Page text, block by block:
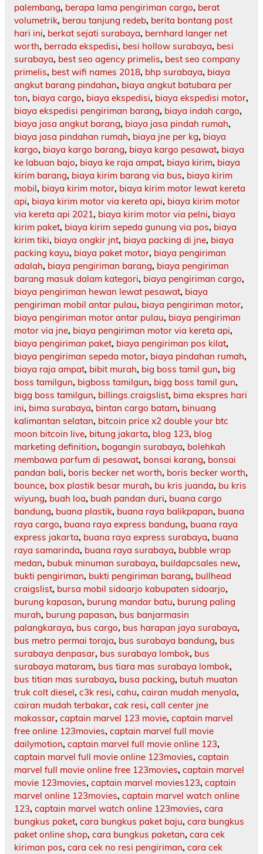
palembang, berapa lama pengiriman cargo, berat
volumetrik, berau tanjung redeb, berita bontang post
hari ini, berkat sejati surabaya, bernhard langer net
worth, berrada ekspedisi, besi hollow surabaya, besi
surabaya, best seo agency primelis, best seo company
primelis, best wifi names 2018, bhp surabaya, biaya
angkut barang pindahan, biaya angkut batubara per
ton, biaya cargo, biaya ekspedisi, biaya ekspedisi motor,
biaya ekspedisi pengiriman barang, biaya indah cargo,
biaya jasa angkut barang, biaya jasa pindah rumah,
biaya jasa pindahan rumah, biaya jne per kg, biaya
kargo, biaya kargo barang, biaya kargo pesawat, biaya
ke labuan bajo, biaya ke raja ampat, biaya kirim, biaya
kirim barang, biaya kirim barang via bus, biaya kirim
mobil, biaya kirim motor, biaya kirim motor lewat kereta
api, biaya kirim motor via kereta api, biaya kirim motor
via kereta api 2021, biaya kirim motor via pelni, biaya
kirim paket, biaya kirim sepeda gunung via pos, biaya
kirim tiki, biaya ongkir jnt, biaya packing di jne, biaya
packing kayu, biaya paket motor, biaya pengiriman
adalah, biaya pengiriman barang, biaya pengiriman
barang masuk dalam kategori, biaya pengiriman cargo,
biaya pengiriman hewan lewat pesawat, biaya
pengiriman mobil antar pulau, biaya pengiriman motor,
biaya pengiriman motor antar pulau, biaya pengiriman
motor via jne, biaya pengiriman motor via kereta api,
biaya pengiriman paket, biaya pengiriman pos kilat,
biaya pengiriman sepeda motor, biaya pindahan rumah,
biaya raja ampat, bibit murah, big boss tamil gun, big
boss tamilgun, bigboss tamilgun, bigg boss tamil gun,
bigg boss tamilgun, billings.craigslist, bima ekspres hari
ini, bima surabaya, bintan cargo batam, binuang
kalimantan selatan, bitcoin price x2 double your btc
moon bitcoin live, bitung jakarta, blog 123, blog
marketing definition, bogangin surabaya, bolehkah
membawa parfum di pesawat, bonsai karang, bonsai
pandan bali, boris becker net worth, boris becker worth,
bounce, box plastik besar murah, bu kris juanda, bu kris
wiyung, buah loa, buah pandan duri, buana cargo
bandung, buana plastik, buana raya balikpapan, buana
raya cargo, buana raya express bandung, buana raya
express jakarta, buana raya express surabaya, buana
raya samarinda, buana raya surabaya, bubble wrap
medan, bubuk minuman surabaya, buildapcsales new,
bukti pengiriman, bukti pengiriman barang, bullhead
craigslist, bursa mobil sidoarjo kabupaten sidoarjo,
burung kapasan, burung mandar batu, burung paling
murah, burung papasan, bus banjarmasin
palangkaraya, bus cargo, bus harapan jaya surabaya,
bus metro permai toraja, bus surabaya bandung, bus
surabaya denpasar, bus surabaya lombok, bus
surabaya mataram, bus tiara mas surabaya lombok,
bus titian mas surabaya, busa packing, butuh muatan
truk colt diesel, c3k resi, cahu, cairan mudah menyala,
cairan mudah terbakar, cak resi, call center jne
makassar, captain marvel 123 movie, captain marvel
free online 123movies, captain marvel full movie
dailymotion, captain marvel full movie online 123,
captain marvel full movie online 123movies, captain
marvel full movie online free 123movies, captain marvel
movie 123movies, captain marvel movies123, captain
marvel online 123movies, captain marvel watch online
123, captain marvel watch online 123movies, cara
bungkus paket, cara bungkus paket baju, cara bungkus
paket online shop, cara bungkus paketan, cara cek
kiriman pos, cara cek no resi pengiriman, cara cek